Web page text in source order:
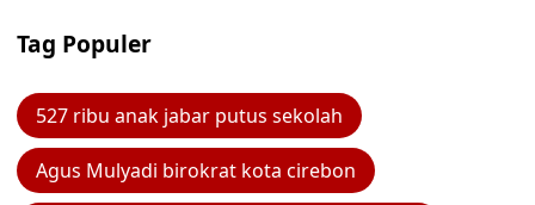
Tag Populer
527 ribu anak jabar putus sekolah
Agus Mulyadi birokrat kota cirebon